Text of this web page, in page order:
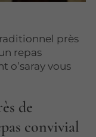
près
repas
o’saray vous
de
convivial